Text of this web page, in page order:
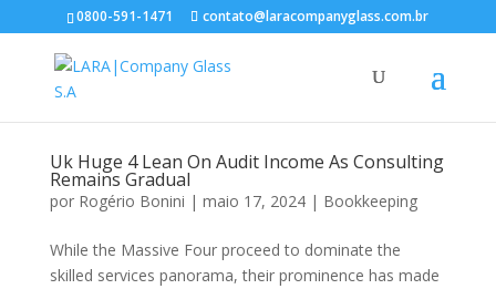
0800-591-1471 contato@laracompanyglass.com.br
Uk Huge 4 Lean On Audit Income As Consulting
Remains Gradual
por Rogério Bonini | maio 17, 2024| Bookkeeping
While the Massive Four proceed to dominate the
skilled services panorama, their prominence has made